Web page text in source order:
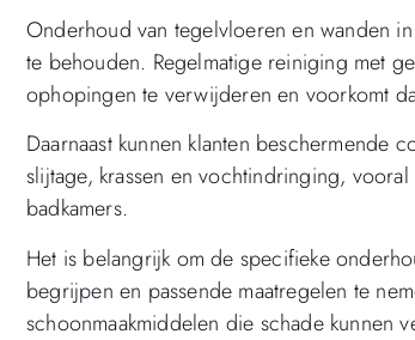
Onderhoud van tegelvloeren en wanden
te behouden. Regelmatige reiniging met
ophopingen te verwijderen en voorkomt
Daarnaast kunnen klanten beschermende
slijtage, krassen en vochtindringing,
badkamers.
Het is belangrijk om de specifieke
begrijpen en passende maatregelen te
schoonmaakmiddelen die schade kunnen